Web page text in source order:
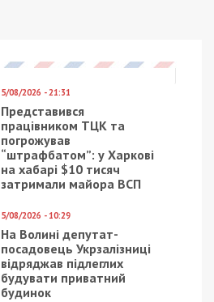
5/08/2026 - 21:31
Представився
працівником ТЦК та
погрожував
“штрафбатом”: у Харкові
на хабарі $10 тисяч
затримали майора ВСП
5/08/2026 - 10:29
На Волині депутат-
посадовець Укрзалізниці
відряджав підлеглих
будувати приватний
будинок